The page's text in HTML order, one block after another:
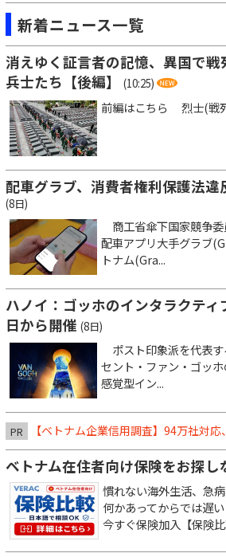
新着ニュース一覧
消えゆく証言者の記憶、異国で戦
兵士たち【後編】
(10:25)
前編はこちら 烈士(戦
配車グラブ、消費者権利保護法
(8日)
商工省傘下国家競争
配車アプリ大手グラブ
トナム(Gra...
ハノイ：ゴッホのインタラクティ
日から開催 (8日)
ポスト印象派を代表
セント・ファン・ゴッ
感覚型イン...
PR 【ベトナム企業信用調査】94万社対
ベトナム在住者向け保険をお探し
慣れない海外生活、急
何かあってからでは遅い
今すぐ保険加入【保険比